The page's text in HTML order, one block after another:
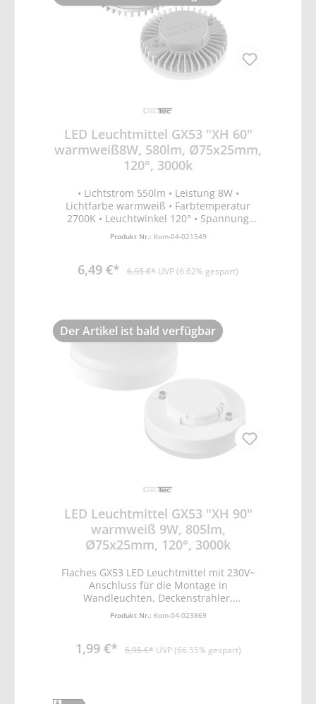
LED Leuchtmittel GX53 "XH 60"
warmweiß8W, 580lm, Ø75x25mm,
120°, 3000k
• Lichtstrom 550lm • Leistung 8W •
Lichtfarbe warmweiß • Farbtemperatur
2700K • Leuchtwinkel 120° • Spannung
230V/50Hz • Sockel GX53 • 100% Hell 0,2 Sek.
• Ein/Aus 20.000x • Leuchtdauer 30.000 Std.
Hg 0,0mg • ØxL 75x25mm •
Epistar
Produkt Nr.: Kom-04-021549
6,49 €* 6,95 €* UVP (6.62% gespart)
Der Artikel ist bald verfügbar
LED Leuchtmittel GX53 "XH 90"
warmweiß 9W, 805lm,
Ø75x25mm, 120°, 3000k
Flaches GX53 LED Leuchtmittel mit 230V~
Anschluss für die Montage in
Wandleuchten, Deckenstrahler,
Deckenleuchte. Die geringe Höhe von 25mm
Leistung 9,2W • Lichtfarbe warmweiß •
Leuchtdauer 20.000 Std. • Leistungsfaktor
Produkt Nr.: Kom-04-023869
1,99 €* 5,95 €* UVP (66.55% gespart)